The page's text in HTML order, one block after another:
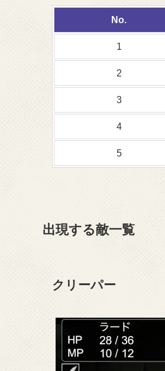
No.
1
2
3
4
5
出現する敵一覧
クリーパー